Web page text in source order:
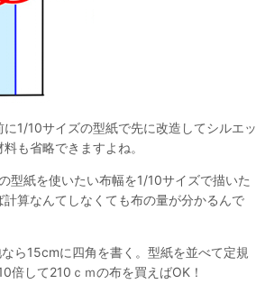
1/10サイズの型紙で先に改造してシルエッ
も省略できますよね。
型紙を使いたい布幅を1/10サイズで描いた
算なんてしなくても布の量が分かるんで
なら15cmに四角を書く。型紙を並べて定規
倍して210ｃｍの布を買えばOK！